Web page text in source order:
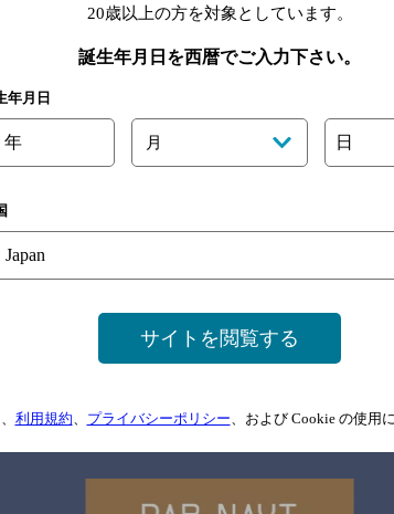
サイトマップ ご意見・ご感想 利用規約
いては、 念のた
情報提供：ぐるなび
関連リンク
20歳以上の方を対象としています。
誕生年月日を西暦でご入力下さい。
年月日
年 月 日
サイトを閲覧する
利用規約 プライバシーポリシー 、および Cookie の使用